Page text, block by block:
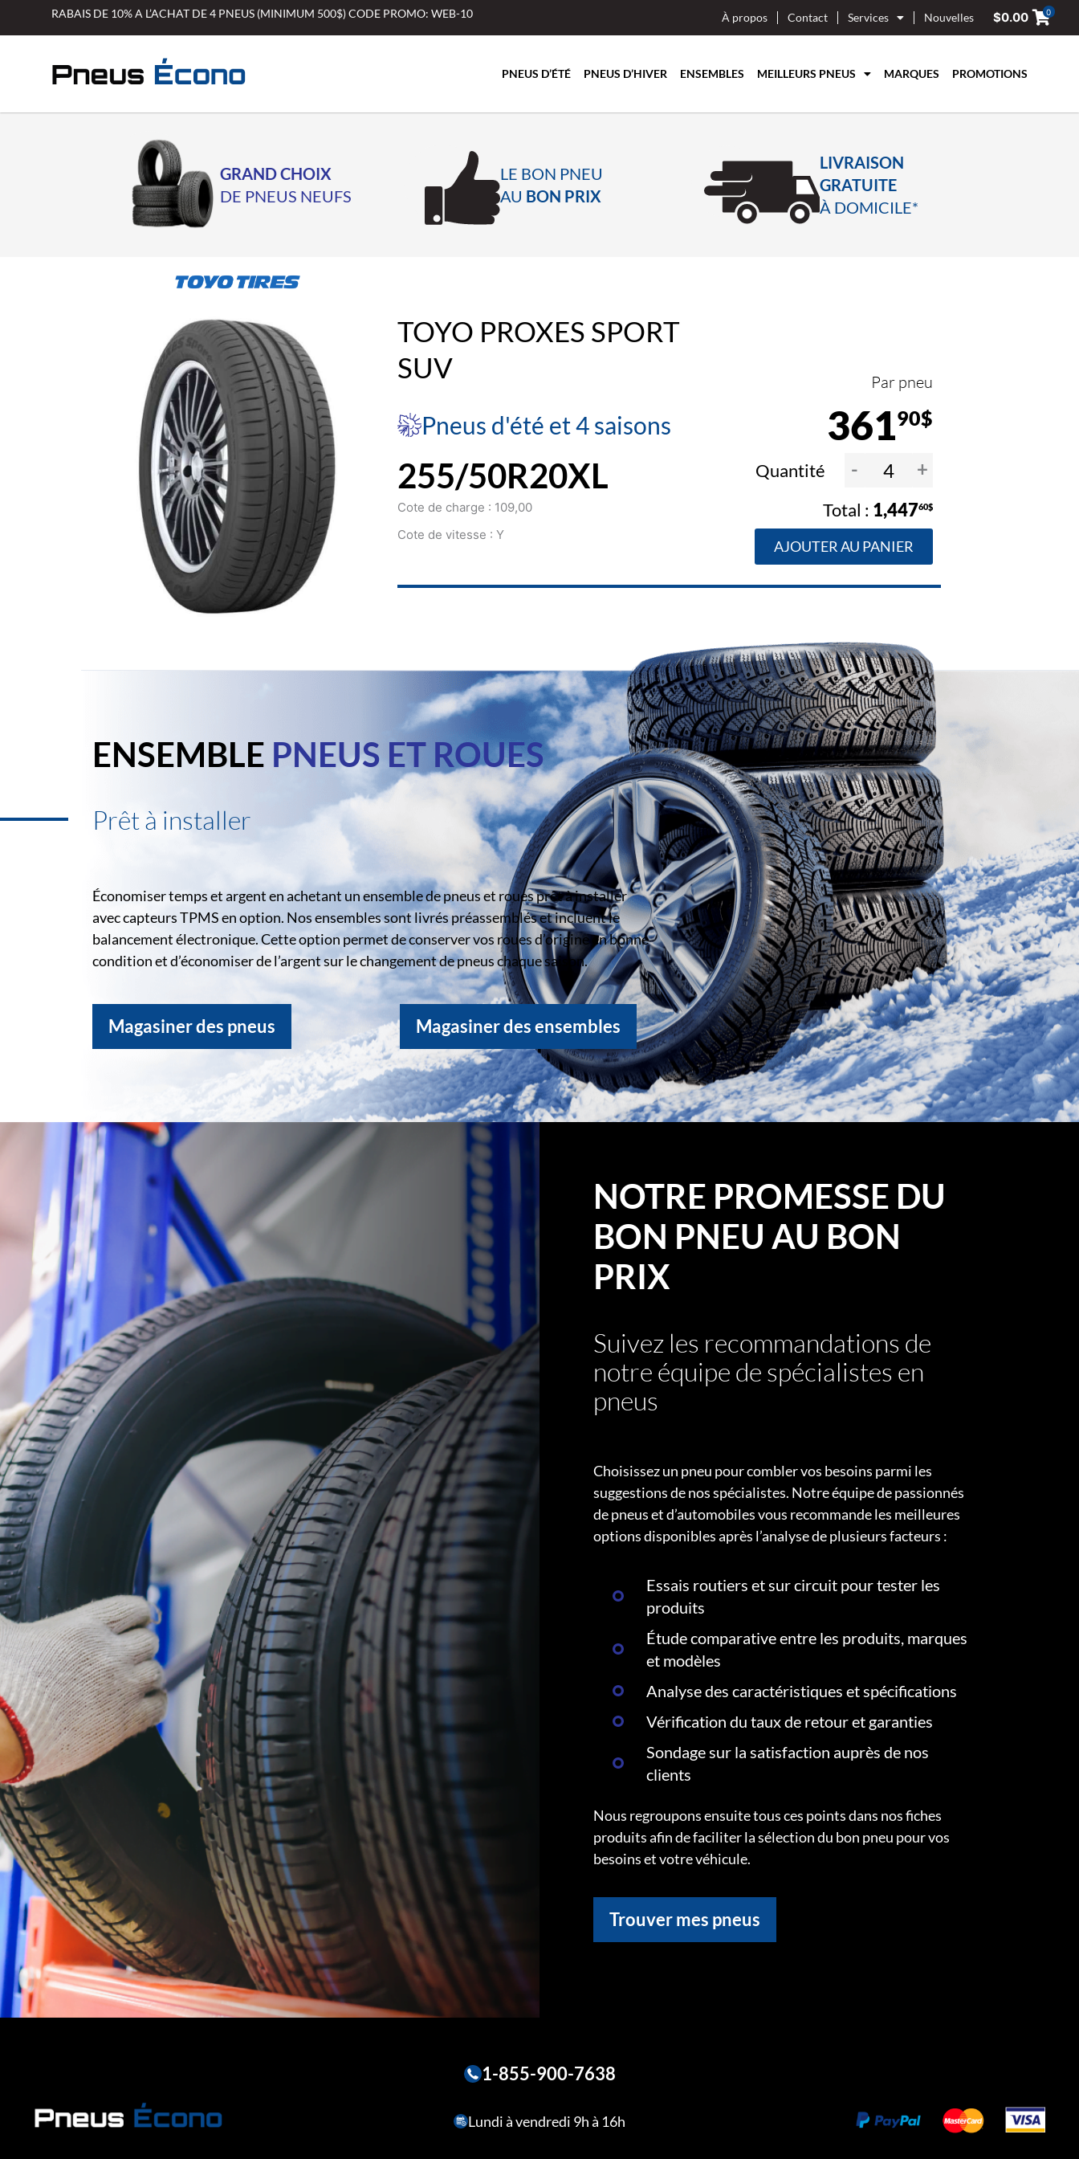
RABAIS DE 10% A L’ACHAT DE 4 PNEUS (MINIMUM 500$) CODE PROMO: WEB-10 À propos Contact Services Nouvelles $0.00 0
PNEUS D’ÉTÉ PNEUS D’HIVER ENSEMBLES MEILLEURS PNEUS MARQUES PROMOTIONS
GRAND CHOIX
DE PNEUS NEUFS
LE BON PNEU
AU BON PRIX
LIVRAISON
GRATUITE
À DOMICILE*
TOYO PROXES SPORT
SUV
Pneus d'été et 4 saisons
Par pneu
36190$
255/50R20XL
Cote de charge : 109,00
Cote de vitesse : Y
Quantité - +
1,44760$
AJOUTER AU PANIER
ENSEMBLE PNEUS ET ROUES
Prêt à installer
Économiser temps et argent en achetant un ensemble de pneus et roues prêt à installer
avec capteurs TPMS en option. Nos ensembles sont livrés préassemblés et incluent le
balancement électronique. Cette option permet de conserver vos roues d’origine en bonne
condition et d’économiser de l’argent sur le changement de pneus chaque saison.
Magasiner des pneus Magasiner des ensembles
NOTRE PROMESSE DU
BON PNEU AU BON
PRIX
Suivez les recommandations de
notre équipe de spécialistes en
pneus
Choisissez un pneu pour combler vos besoins parmi les
suggestions de nos spécialistes. Notre équipe de passionnés
de pneus et d’automobiles vous recommande les meilleures
options disponibles après l’analyse de plusieurs facteurs :
Essais routiers et sur circuit pour tester les
produits
Étude comparative entre les produits, marques
et modèles
Analyse des caractéristiques et spécifications
Vérification du taux de retour et garanties
Sondage sur la satisfaction auprès de nos
clients
Nous regroupons ensuite tous ces points dans nos fiches
produits afin de faciliter la sélection du bon pneu pour vos
besoins et votre véhicule.
Trouver mes pneus
1-855-900-7638
Lundi à vendredi 9h à 16h